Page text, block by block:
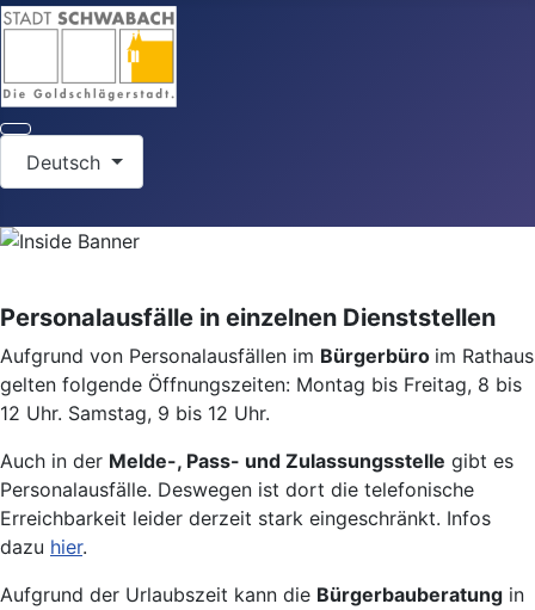
Deutsch
Personalausfälle in einzelnen Dienststellen
Aufgrund von Personalausfällen im Bürgerbüro im Rathaus
gelten folgende Öffnungszeiten: Montag bis Freitag, 8 bis
12 Uhr. Samstag, 9 bis 12 Uhr.
Auch in der Melde-, Pass- und Zulassungsstelle gibt es
Personalausfälle. Deswegen ist dort die telefonische
Erreichbarkeit leider derzeit stark eingeschränkt. Infos
dazu hier.
Aufgrund der Urlaubszeit kann die Bürgerbauberatung in